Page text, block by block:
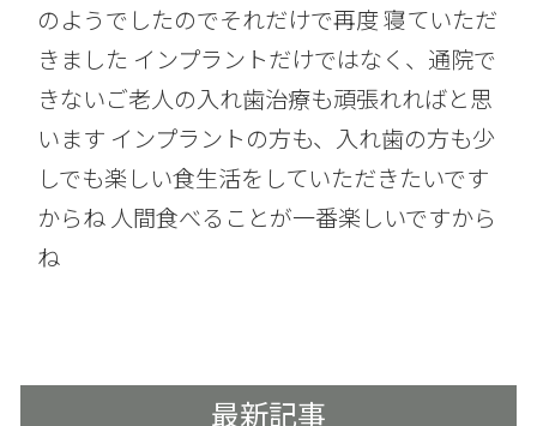
のようでしたのでそれだけで再度 寝ていただ
きました インプラントだけではなく、通院で
きないご老人の入れ歯治療も頑張れればと思
います インプラントの方も、入れ歯の方も少
しでも楽しい食生活をしていただきたいです
からね 人間食べることが一番楽しいですから
ね
最新記事